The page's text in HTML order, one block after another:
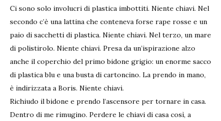
Ci sono solo involucri di plastica imbottiti. Niente chiavi. Nel
secondo c’è una lattina che conteneva forse rape rosse e un
paio di sacchetti di plastica. Niente chiavi. Nel terzo, un mare
di polistirolo. Niente chiavi. Presa da un’ispirazione alzo
anche il coperchio del primo bidone grigio: un enorme sacco
di plastica blu e una busta di cartoncino. La prendo in mano,
è indirizzata a Boris. Niente chiavi.
Richiudo il bidone e prendo l’ascensore per tornare in casa.
Dentro di me rimugino. Perdere le chiavi di casa così, a